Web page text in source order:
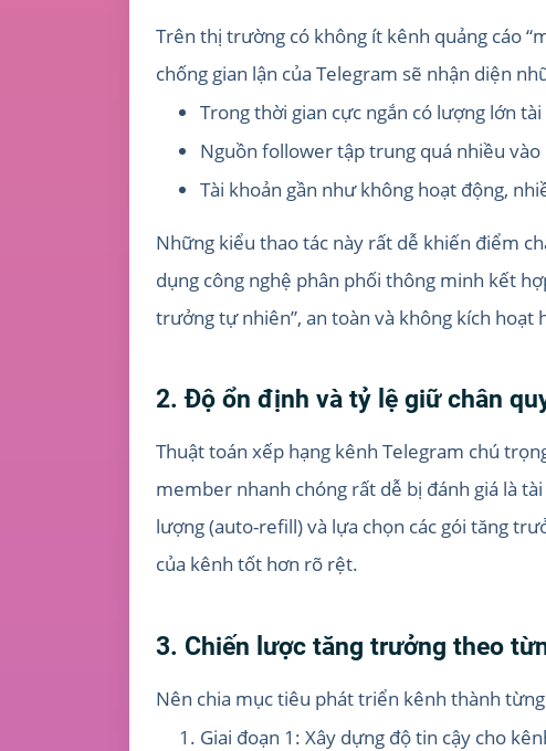
Trên thị trường có không ít kênh quảng cáo
chống gian lận của Telegram sẽ nhận diện
Trong thời gian cực ngắn có lượng lớn
Nguồn follower tập trung quá nhiều
Tài khoản gần như không hoạt động,
Những kiểu thao tác này rất dễ khiến điểm
dụng công nghệ phân phối thông minh kết
trưởng tự nhiên”, an toàn và không kích hoạt
2. Độ ổn định và tỷ lệ giữ chân
Thuật toán xếp hạng kênh Telegram chú
member nhanh chóng rất dễ bị đánh giá là
lượng (auto-refill) và lựa chọn các gói tăng
của kênh tốt hơn rõ rệt.
3. Chiến lược tăng trưởng theo
Nên chia mục tiêu phát triển kênh thành
Giai đoạn 1: Xây dựng độ tin cậy cho